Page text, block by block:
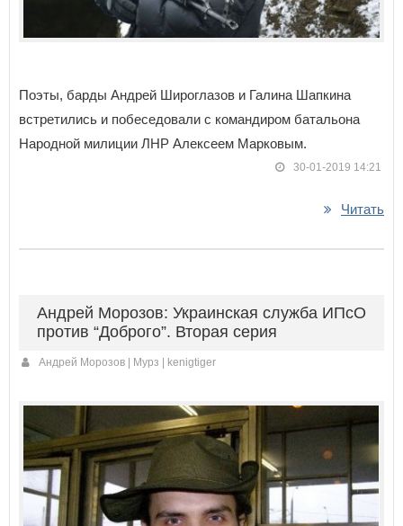
Поэты, барды Андрей Широглазов и Галина Шапкина
встретились и побеседовали с командиром батальона
Народной милиции ЛНР Алексеем Марковым.
30-01-2019 14:21
Читать
Андрей Морозов: Украинская служба ИПсО
против “Доброго”. Вторая серия
Андрей Морозов | Мурз | kenigtiger